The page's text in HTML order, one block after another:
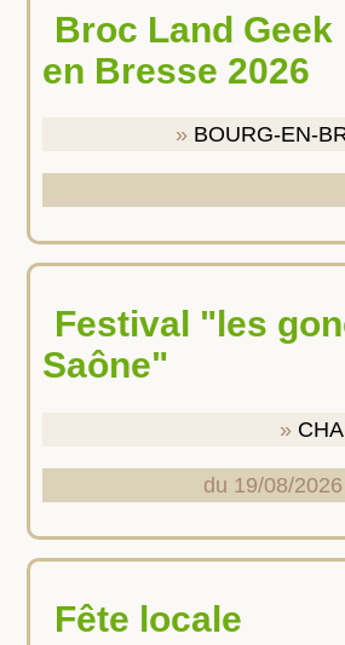
Broc Land Geek Bourg
en Bresse 2026
BOURG-EN-
Festival "les gones en
Saône"
du 19/08/
Fête locale